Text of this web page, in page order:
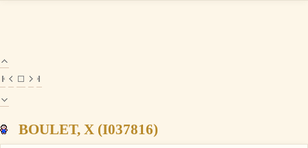
BOULET, X (I037816)